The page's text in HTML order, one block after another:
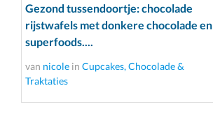
Gezond tussendoortje: chocolade
rijstwafels met donkere chocolade en
superfoods....
van nicole in Cupcakes, Chocolade &
Traktaties